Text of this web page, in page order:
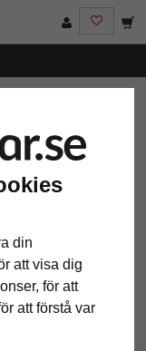
din
att visa dig
för att
att förstå var
skumskiva
på akryl,
eller